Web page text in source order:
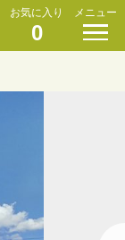
お気に入り
0
メニュー